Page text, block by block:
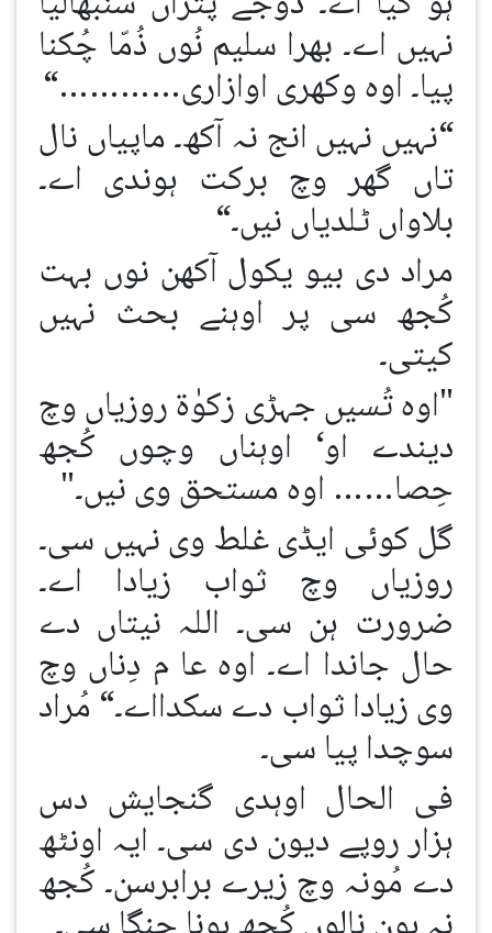
نہیں اے۔ بھرا سلیم نُوں ذُمّا چُکنا
پیا۔ اوہ وکھری اوازاری…………“
“نہیں نہیں انج نہ آکھ۔ ماپیاں نال
تاں گھر وچ برکت ہوندی اے۔
بلاواں ٹلدیاں نیں۔“
مراد دی بیو یکول آکھن نوں بہت
کُجھ سی پر اوہنے بحث نہیں
کیتی۔
"اوہ تُسیں جہڑی زکوٰۃ روزیاں وچ
دیندے او‘ اوہناں وچوں کُجھ
حِصا…… اوہ مستحق وی نیں۔"
گل کوئی ایڈی غلط وی نہیں سی۔
روزیاں وچ ثواب زیادا اے۔
ضرورت ہن سی۔ اللہ نیتاں دے
حال جاندا اے۔ اوہ عا م دِناں وچ
وی زیادا ثواب دے سکدااے۔“ مُراد
سوچدا پیا سی۔
فی الحال اوہدی گنجایش دس
ہزار روپے دیون دی سی۔ ایہ اونٹھ
دے مُونہ وچ زیرے برابرسن۔ کُجھ